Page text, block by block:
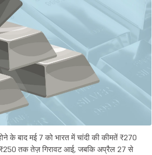
के बाद मई 7 को भारत में चांदी की कीमतें ₹270
₹250 तक तेज़ गिरावट आई, जबकि अप्रैल 27 से